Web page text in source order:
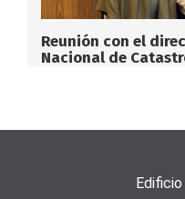
Reunión con el
Nacional de